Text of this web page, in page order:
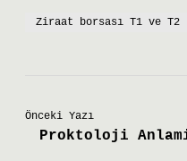
Ziraat borsası T1 ve T2
Önceki Yazı
Proktoloji